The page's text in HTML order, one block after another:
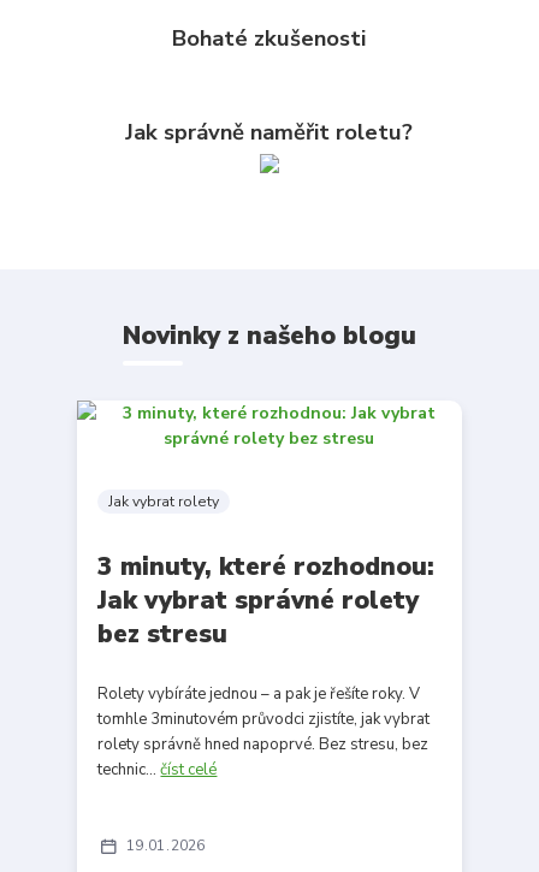
Bohaté zkušenosti
Jak správně naměřit roletu?
Novinky z našeho blogu
19 01 2026
Jak vybrat rolety
3 minuty, které rozhodnou:
Jak vybrat správné rolety
bez stresu
Rolety vybíráte jednou – a pak je řešíte roky. V
tomhle 3minutovém průvodci zjistíte, jak vybrat
rolety správně hned napoprvé. Bez stresu, bez
technic...číst celé